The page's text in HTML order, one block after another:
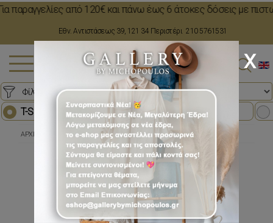
από 120€ και πάνω έως 6 άτοκες δόσεις με
Εθν. Αντιστάσεως 39, 121 34 Περιστέρι 210 5761531
ΑΡΧΙΚΗ ΡΟΥΧΑ ΜΠΛΟΥΖΕΣ T-SHIRTS
T-SHIRTS (352) ΜΠΛΟΥΖΕΣ(148)
x